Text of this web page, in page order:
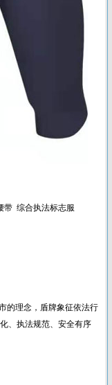
带 综合执法标志服
的理念，盾牌象征依法行
、执法规范、安全有序